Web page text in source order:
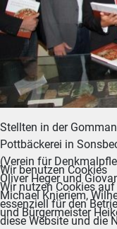
Stellten in der
Pottbäckerei in
(Verein für
Oliver Heger und
Michael Knieriem,
und Bürgermeister
Wir benutzen Cookies
Wir nutzen Cookies
essenziell für den
diese Website und die